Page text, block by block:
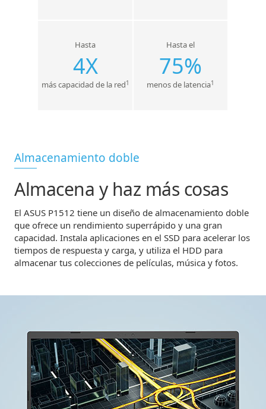
Hasta
4X
más capacidad de la red1
Hasta el
75%
menos de latencia1
Almacenamiento doble
Almacena y haz más cosas
El ASUS P1512 tiene un diseño de almacenamiento doble
que ofrece un rendimiento superrápido y una gran
capacidad. Instala aplicaciones en el SSD para acelerar los
tiempos de respuesta y carga, y utiliza el HDD para
almacenar tus colecciones de películas, música y fotos.